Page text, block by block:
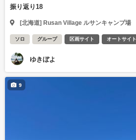
振り返り18
[北海道] Rusan Village ルサンキャンプ場
ソロ グループ 区画サイト オートサイト
ゆきぼよ
9